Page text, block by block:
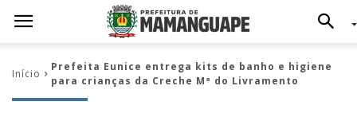
Início
Prefeita Eunice entrega kits de banho e higiene
para crianças da Creche Mª do Livramento